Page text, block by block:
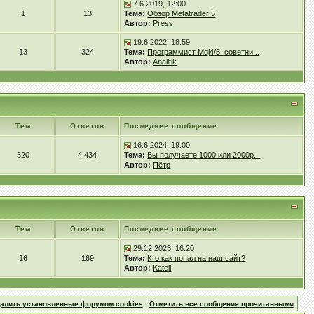
1 13
7.6.2019, 12:00
Тема: Обзор Metatrader 5
Автор: Press
13 324
19.6.2022, 18:59
Тема: Программист Mql4/5: советни...
Автор: Analitik
Тем Ответов Последнее сообщение
320 4 434
16.6.2024, 19:00
Тема: Вы получаете 1000 или 2000р...
Автор: Пётр
Тем Ответов Последнее сообщение
16 169
29.12.2023, 16:20
Тема: Кто как попал на наш сайт?
Автор: Katell
установленные форумом cookies · Отметить все сообщения прочитанными